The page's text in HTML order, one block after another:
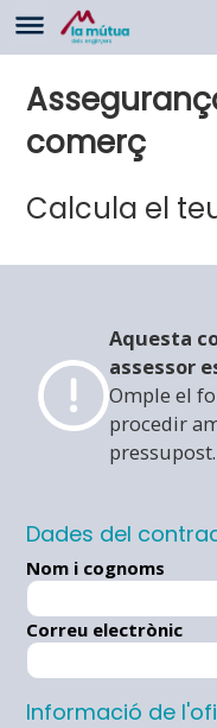
comerç
Calcula el
Aquesta
assessor
Omple el
procedir
pressupost.
Dades del
Nom i cognoms
Correu electrònic
Informació de